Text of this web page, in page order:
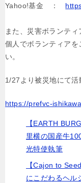
Yahoo!基金 ：
また、災害ボランティ
個人でボランティアを
い。
1/27より被災地にて活
https://prefvc-
【EARTH
里横の国産牛
光特使執筆
【Cajon to
にこだわるヘル